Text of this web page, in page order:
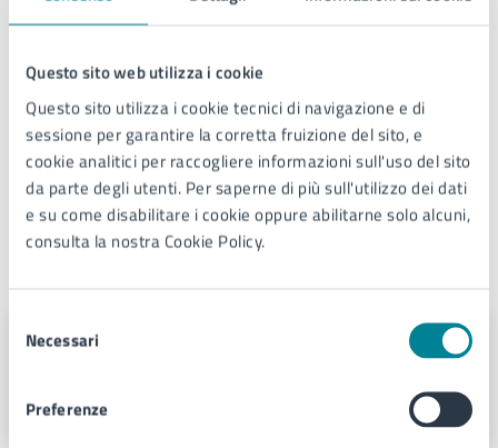
Questo sito web utilizza i cookie
Questo sito utilizza i cookie tecnici di navigazione e di
sessione per garantire la corretta fruizione del sito, e
cookie analitici per raccogliere informazioni sull'uso del sito
da parte degli utenti. Per saperne di più sull'utilizzo dei dati
e su come disabilitare i cookie oppure abilitarne solo alcuni,
consulta la nostra Cookie Policy.
delNecessari
Preferenze
Consiglio Comunale n. 80 del 31/07/2017)
Comunicazione esito nomine
Partecipazioni societarie
Via Sant'Antonio 11 - Jesolo (VE), 30016